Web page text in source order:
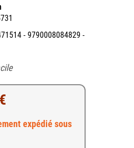
- 9790008084829 -
expédié sous